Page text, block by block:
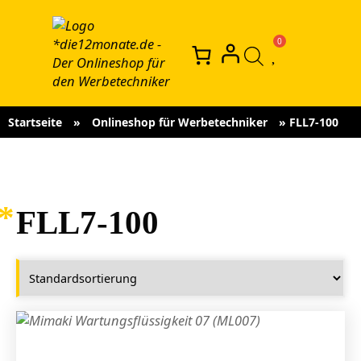
Startseite » Onlineshop für Werbetechniker » FLL7-100
FLL7-100